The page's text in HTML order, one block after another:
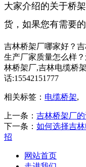
大家介绍的关于桥
货，如果您有需要
吉林桥架厂哪家好？
生产厂家质量怎么样
林桥架厂,吉林电缆桥
话:15542151777
相关标签： 电缆桥架,
上一条： 吉林桥架厂
下一条： 如何选择吉
招
网站首页